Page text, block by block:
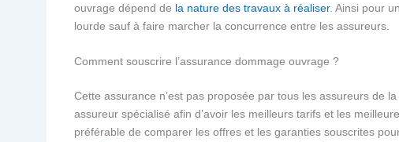
ouvrage dépend de la nature des travaux à réaliser. Ainsi pour
lourde sauf à faire marcher la concurrence entre les assureurs.
Comment souscrire l’assurance dommage ouvrage ?
Cette assurance n’est pas proposée par tous les assureurs de
assureur spécialisé afin d’avoir les meilleurs tarifs et les
préférable de comparer les offres et les garanties souscrites